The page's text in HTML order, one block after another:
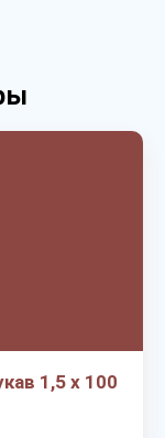
1,5 х 100